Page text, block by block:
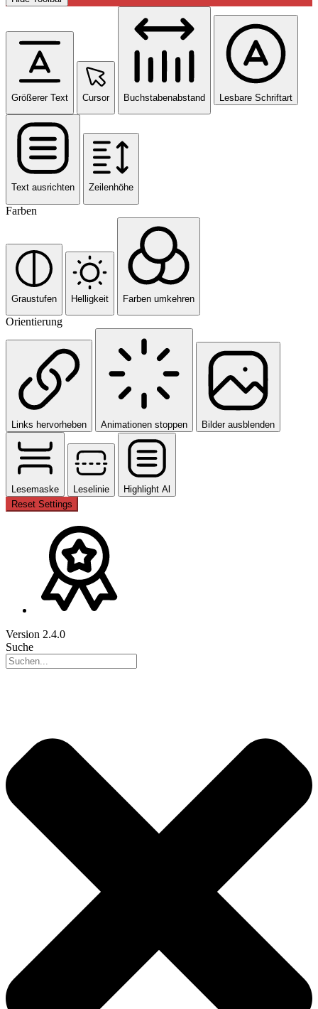
Größerer Text Cursor Buchstabenabstand Lesbare Schriftart
Text ausrichten Zeilenhöhe
Farben
Graustufen Helligkeit Farben umkehren
Orientierung
Links hervorheben Animationen stoppen Bilder ausblenden
Lesemaske Leselinie
Highlight Al
Reset Settings
Version 2.4.0
Suche